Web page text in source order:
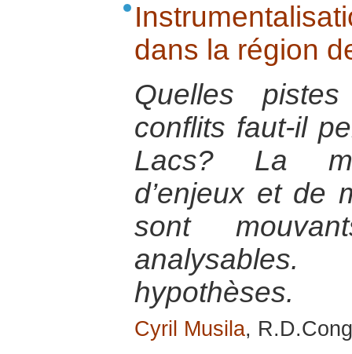
dans la région
Quelles
conflits faut-il
Lacs? La
d’enjeux et de
sont
analysables.
hypothèses.
Cyril Musila,